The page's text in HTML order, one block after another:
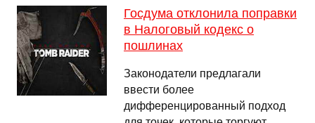
Госдума отклонила поправки
в Налоговый кодекс о
пошлинах
Законодатели предлагали
ввести более
дифференцированный подход